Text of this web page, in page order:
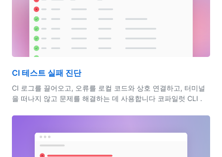
CI 테스트 실패 진단
CI 로그를 끌어오고, 오류를 로컬 코드와 상호 연결하고, 터미널
을 떠나지 않고 문제를 해결하는 데 사용합니다 코파일럿 CLI .